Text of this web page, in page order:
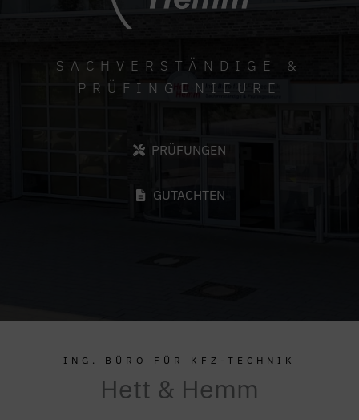
SACHVERSTÄNDIGE &
PRÜFINGENIEURE
PRÜFUNGEN
GUTACHTEN
ING. BÜRO FÜR KFZ-TECHNIK
Hett & Hemm